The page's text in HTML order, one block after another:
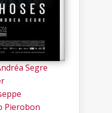
Segre
Pierobon